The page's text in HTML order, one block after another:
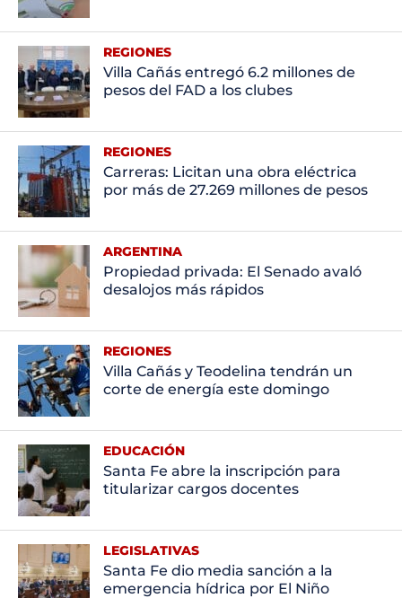
REGIONES
Villa Cañás entregó 6.2 millones de
pesos del FAD a los clubes
REGIONES
Carreras: Licitan una obra eléctrica
por más de 27.269 millones de pesos
ARGENTINA
Propiedad privada: El Senado avaló
desalojos más rápidos
REGIONES
Villa Cañás y Teodelina tendrán un
corte de energía este domingo
EDUCACIÓN
Santa Fe abre la inscripción para
titularizar cargos docentes
LEGISLATIVAS
Santa Fe dio media sanción a la
emergencia hídrica por El Niño